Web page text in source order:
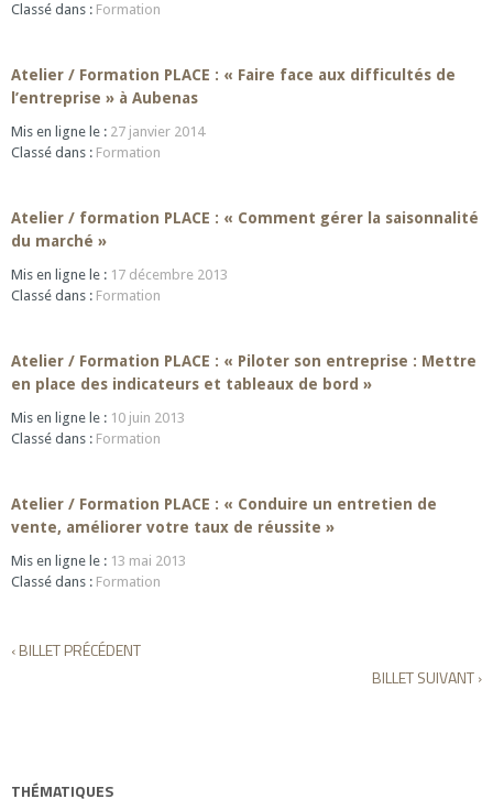
Classé dans : Formation
Atelier / Formation PLACE : « Faire face aux difficultés de
l’entreprise » à Aubenas
Mis en ligne le : 27 janvier 2014
Classé dans : Formation
Atelier / formation PLACE : « Comment gérer la saisonnalité
du marché »
Mis en ligne le : 17 décembre 2013
Classé dans : Formation
Atelier / Formation PLACE : « Piloter son entreprise : Mettre
en place des indicateurs et tableaux de bord »
Mis en ligne le : 10 juin 2013
Classé dans : Formation
Atelier / Formation PLACE : « Conduire un entretien de
vente, améliorer votre taux de réussite »
Mis en ligne le : 13 mai 2013
Classé dans : Formation
‹BILLET PRÉCÉDENT
BILLET SUIVANT›
THÉMATIQUES